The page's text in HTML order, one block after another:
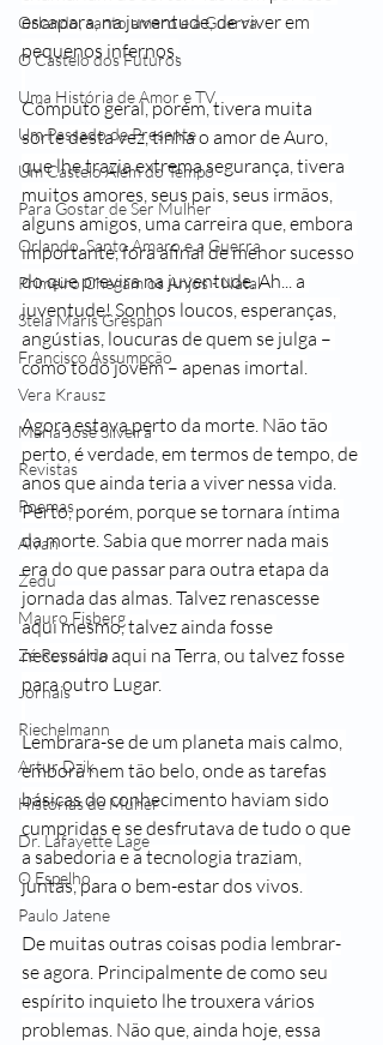
Orlando, santo amaro e a Guerra
O Castelo dos Futuros
Uma História de Amor e TV
Um Passado de Presente
Um Castelo Além do Tempo
Para Gostar de Ser Mulher
Orlando, Santo Amaro e a Guerra
Primeiro Chegam os Anjos - Natal
Stela Maris Grespan
Francisco Assumpção
Vera Krausz
Maria José Silveira
Revistas
Poemas
Alvan
Zedu
Mauro Fisberg
Zé Reynaldo
Jornais
Riechelmann
Artur Dzik
Histórias de Muher
Dr. Lafayette Lage
O Espelho
Paulo Jatene
escapara, na juventude, de viver em
pequenos infernos.
Cômputo geral, porém, tivera muita
sorte desta vez, tinha o amor de Auro,
que lhe trazia extrema segurança, tivera
muitos amores, seus pais, seus irmãos,
alguns amigos, uma carreira que, embora
importante, fora afinal de menor sucesso
do que previra na juventude. Ah... a
juventude! Sonhos loucos, esperanças,
angústias, loucuras de quem se julga –
como todo jovem – apenas imortal.
Agora estava perto da morte. Não tão
perto, é verdade, em termos de tempo, de
anos que ainda teria a viver nessa vida.
Perto, porém, porque se tornara íntima
da morte. Sabia que morrer nada mais
era do que passar para outra etapa da
jornada das almas. Talvez renascesse
aqui mesmo, talvez ainda fosse
necessária aqui na Terra, ou talvez fosse
para outro Lugar.
Lembrara-se de um planeta mais calmo,
embora nem tão belo, onde as tarefas
básicas do conhecimento haviam sido
cumpridas e se desfrutava de tudo o que
a sabedoria e a tecnologia traziam,
juntas, para o bem-estar dos vivos.
De muitas outras coisas podia lembrar-
se agora. Principalmente de como seu
espírito inquieto lhe trouxera vários
problemas. Não que, ainda hoje, essa